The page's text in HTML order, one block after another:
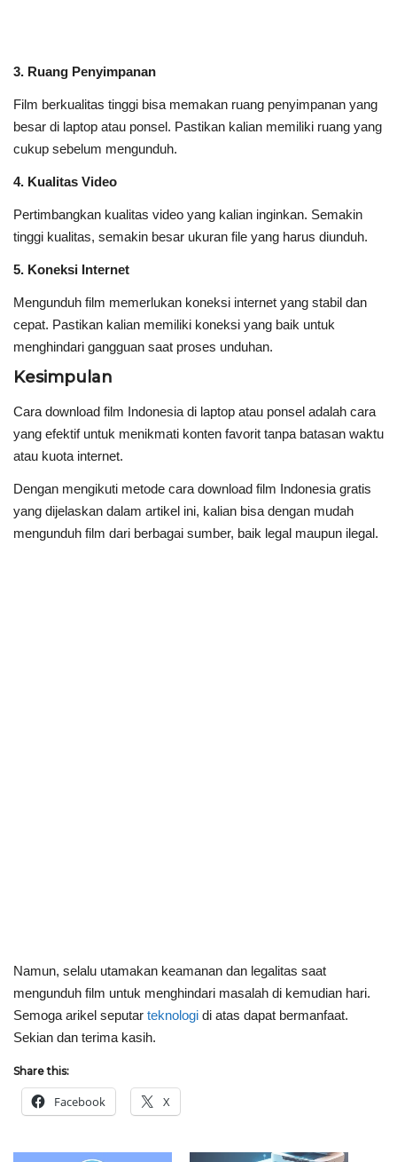
3. Ruang Penyimpanan
Film berkualitas tinggi bisa memakan ruang penyimpanan yang
besar di laptop atau ponsel. Pastikan kalian memiliki ruang yang
cukup sebelum mengunduh.
4. Kualitas Video
Pertimbangkan kualitas video yang kalian inginkan. Semakin
tinggi kualitas, semakin besar ukuran file yang harus diunduh.
5. Koneksi Internet
Mengunduh film memerlukan koneksi internet yang stabil dan
cepat. Pastikan kalian memiliki koneksi yang baik untuk
menghindari gangguan saat proses unduhan.
Kesimpulan
Cara download film Indonesia di laptop atau ponsel adalah cara
yang efektif untuk menikmati konten favorit tanpa batasan waktu
atau kuota internet.
Dengan mengikuti metode cara download film Indonesia gratis
yang dijelaskan dalam artikel ini, kalian bisa dengan mudah
mengunduh film dari berbagai sumber, baik legal maupun ilegal.
Namun, selalu utamakan keamanan dan legalitas saat
mengunduh film untuk menghindari masalah di kemudian hari.
Semoga arikel seputar teknologi di atas dapat bermanfaat.
Sekian dan terima kasih.
Share this:
Facebook X